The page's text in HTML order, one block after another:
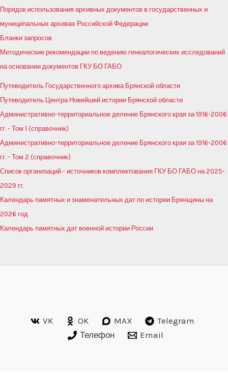
Порядок использования архивных документов в государственных и
муниципальных архивах Российской Федерации
Бланки запросов
Методические рекомендации по ведению генеалогических исследований
на основании документов ГКУ БО ГАБО
Путеводитель Государственного архива Брянской области
Путеводитель Центра Новейшей истории Брянской области
Административно-территориальное деление Брянского края за 1916-2006
гг. - Том 1 (справочник)
Административно-территориальное деление Брянского края за 1916-2006
гг. - Том 2 (справочник)
Список организаций - источников комплектования ГКУ БО ГАБО на 2025-
2029 гг.
Календарь памятных и знаменательных дат по истории Брянщины на
2026 год
Календарь памятных дат военной истории России
VK OK MAX
Telegram
Телефон
Email